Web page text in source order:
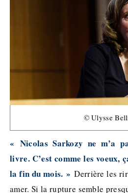
© Ulysse
« Nicolas Sarkozy ne m’a
livre. C’est comme les voeux,
la fin du mois. » Derrière les
amer. Si la rupture semble